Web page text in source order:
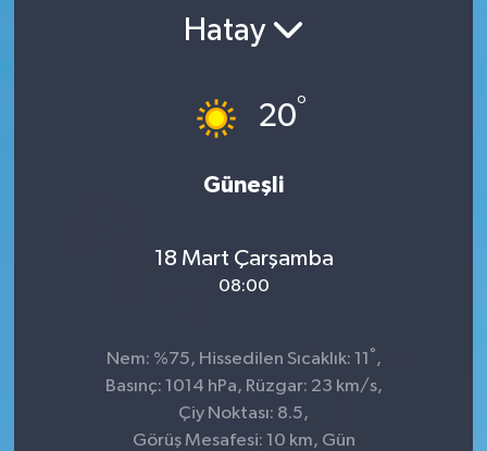
Hatay
20°
Güneşli
18 Mart Çarşamba
08:00
Nem: %75, Hissedilen Sıcaklık: 11 ° ,
Basınç: 1014 hPa, Rüzgar: 23 km/s,
Çiy Noktası: 8.5,
Görüş Mesafesi: 10 km, Gün